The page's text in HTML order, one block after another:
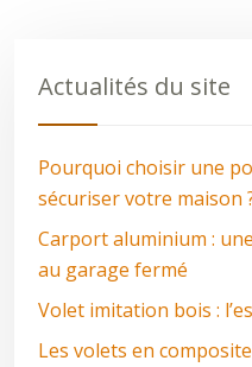
Actualités du site
Pourquoi choisir une
sécuriser votre maison
Carport aluminium :
au garage fermé
Volet imitation bois :
Les volets en